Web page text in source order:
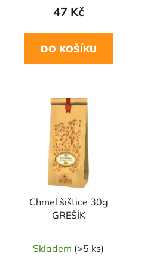
47 Kč
DO KOŠÍKU
Chmel šištice 30g
GREŠÍK
Skladem (>5 ks)